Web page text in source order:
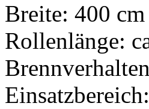
Breite: 400 cm
Rollenlänge: